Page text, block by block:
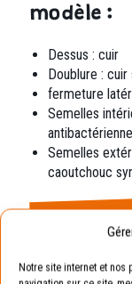
Notre site internet et nos
Exemple
Pointure de
modèle :
Dessus : cuir
Doublure :
fermeture
Semelles
Semelles
caoutchouc